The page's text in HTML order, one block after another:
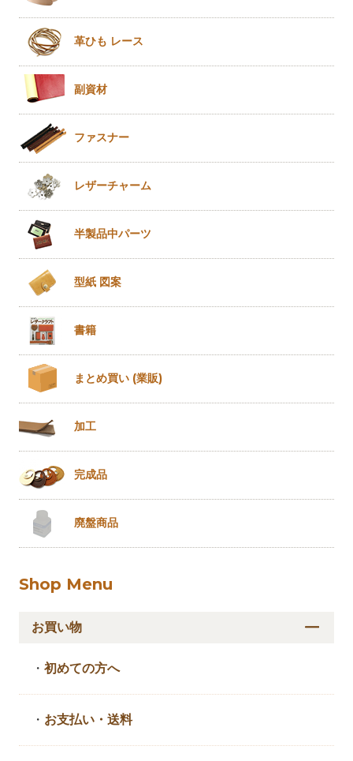
革ひも レース
副資材
ファスナー
レザーチャーム
半製品中パーツ
型紙 図案
書籍
まとめ買い (業販)
加工
完成品
廃盤商品
Shop Menu
お買い物
・初めての方へ
・ お支払い・送料